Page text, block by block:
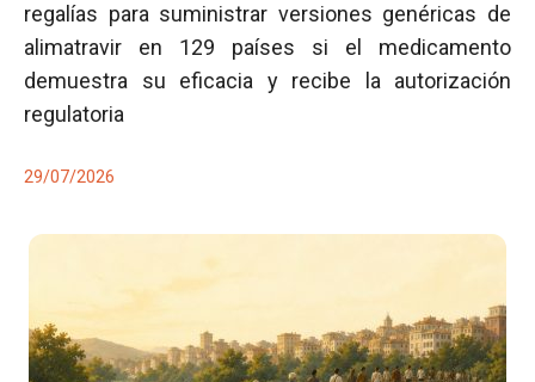
regalías para suministrar versiones genéricas de
alimatravir en 129 países si el medicamento
demuestra su eficacia y recibe la autorización
regulatoria
29/07/2026